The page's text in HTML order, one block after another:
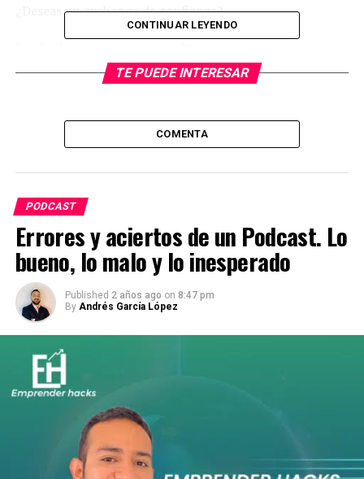
¿Deseas un exchange de confianza?
https://accounts.binance.com/en/register?
https://uphold.com/signup?
Instagram: https://instagram.com/angarz1
Twitter:https://twitter.com/Angarz
Facebook:https://www.facebook.com/emprenderhacks
TradingView:https://www.tradingview.com/u/
Disclaimer: Todos son recomendaciones de
investigación, estas son basadas en mi opinión. No son
en ningún momento recomendaciones de inversión.
Recuerda que las criptomonedas, los CFD y las acciones
pueden poner tu patrimonio en riesgo. Consulta con tu
asesor financiero antes. Tus decisiones de inversión son
CONTINUAR LEYENDO
TE PUEDE INTERESAR
COMENTA
PODCAST
Errores y aciertos de un Podcast. Lo
bueno, lo malo y lo inesperado
Published 2 años ago on 8:47 pm
By Andrés García López